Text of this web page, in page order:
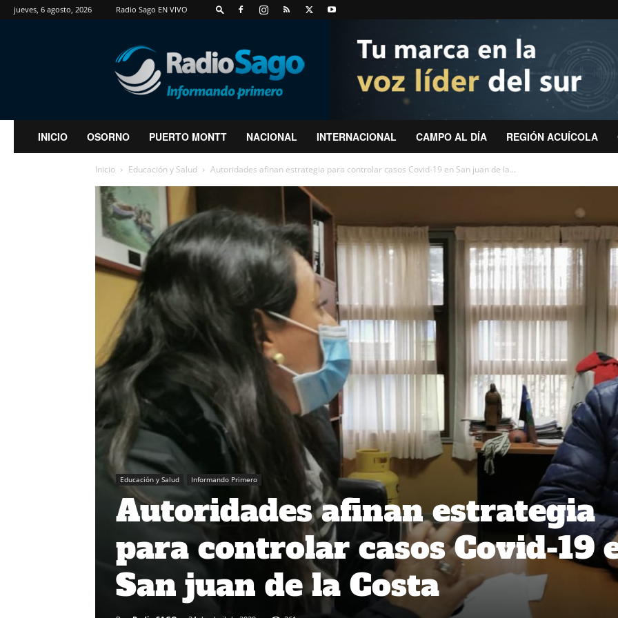
jueves, 6 agosto, 2026 Radio Sago EN VIVO
RadioSago
INICIO OSORNO PUERTO MONTT NACIONAL INTERNACIONAL CAMPO AL DÍA REGIÓN ACUÍCOLA
Inicio Educación y Salud Autoridades afinan estrategia para controlar casos Covid-19 en San juan de la...
Educación y Salud Informando Primero
Autoridades afinan estrategia
para controlar casos Covid-19
San juan de la Costa